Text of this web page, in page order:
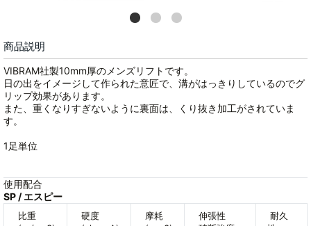
商品説明
VIBRAM社製10mm厚のメンズリフトです。
日の出をイメージして作られた意匠で、溝がはっきりしているのでグ
リップ効果があります。
また、重くなりすぎないように裏面は、くり抜き加工がされていま
す。
1足単位
使用配合
SP / エスピー
比重
硬度
摩耗
伸張性
耐久